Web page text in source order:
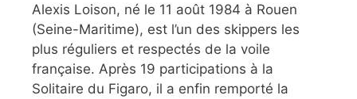
Alexis Loison, né le 11 août 1984 à Rouen
(Seine-Maritime), est l’un des skippers les
plus réguliers et respectés de la voile
française. Après 19 participations à la
Solitaire du Figaro, il a enfin remporté la